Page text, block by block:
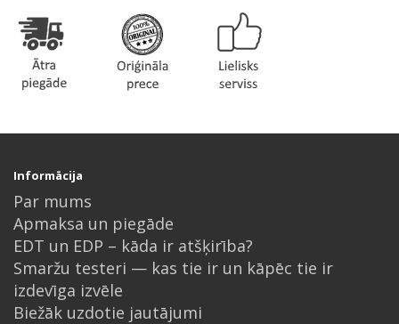
Informācija
Par mums
Apmaksa un piegāde
EDT un EDP – kāda ir atšķirība?
Smaržu testeri — kas tie ir un kāpēc tie ir
izdevīga izvēle
Biežāk uzdotie jautājumi